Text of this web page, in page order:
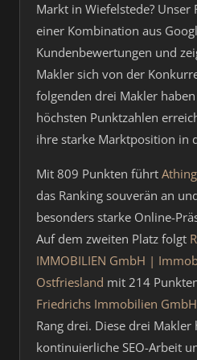
Markt in Wiefelstede? Unser
einer Kombination aus
Kundenbewertungen und
Makler sich von der
folgenden drei Makler
höchsten Punktzahlen
ihre starke Marktposition in
Mit 809 Punkten führt
das Ranking souverän an
besonders starke Online-
Auf dem zweiten Platz folgt
IMMOBILIEN GmbH |
Ostfriesland mit 214
Friedrichs Immobilien GmbH
Rang drei. Diese drei Makler
kontinuierliche SEO-Arbeit